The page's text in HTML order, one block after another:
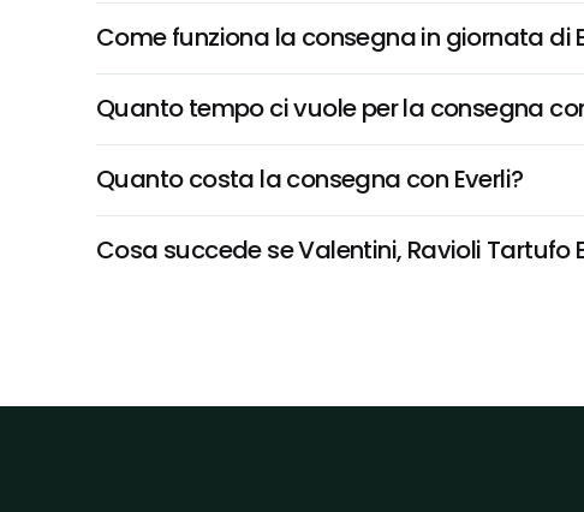
Come funziona la consegna in giornata di
Quanto tempo ci vuole per la consegna
Quanto costa la consegna con Everli?
Cosa succede se Valentini, Ravioli